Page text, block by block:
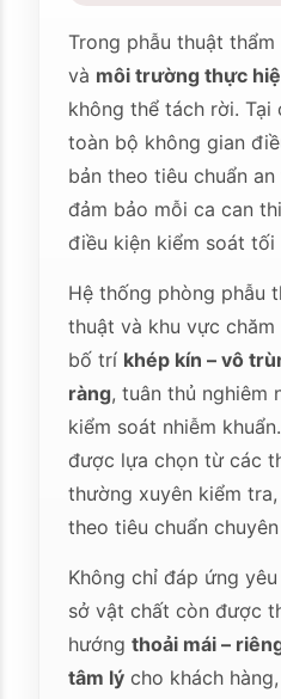
Trong phẫu thuật
và môi trường thực
không thể tách rời. Tại
toàn bộ không gian
bản theo tiêu chuẩn
đảm bảo mỗi ca can
điều kiện kiểm soát tối
Hệ thống phòng phẫu
thuật và khu vực
bố trí khép kín – vô
ràng, tuân thủ nghiêm
kiểm soát nhiễm
được lựa chọn từ các
thường xuyên kiểm
theo tiêu chuẩn
Không chỉ đáp ứng
sở vật chất còn được
hướngthoải mái –
tâm lý cho khách